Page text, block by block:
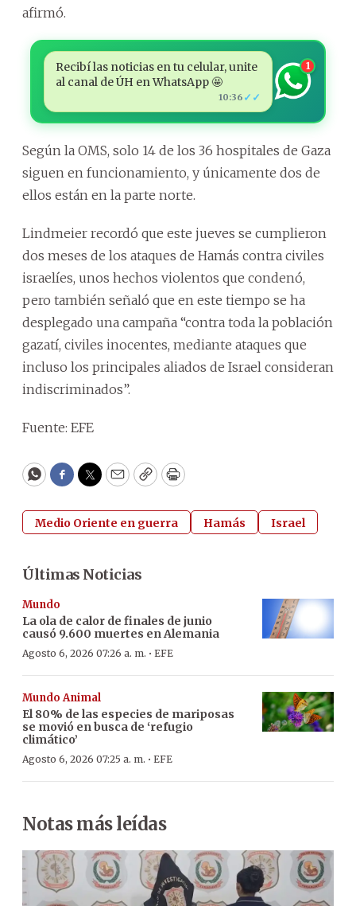
afirmó.
Recibí las noticias en tu celular, unite
al canal de ÚH en WhatsApp 🤩
10:36 ✓✓
1
Según la OMS, solo 14 de los 36 hospitales de Gaza
siguen en funcionamiento, y únicamente dos de
ellos están en la parte norte.
Lindmeier recordó que este jueves se cumplieron
dos meses de los ataques de Hamás contra civiles
israelíes, unos hechos violentos que condenó,
pero también señaló que en este tiempo se ha
desplegado una campaña “contra toda la población
gazatí, civiles inocentes, mediante ataques que
incluso los principales aliados de Israel consideran
indiscriminados”.
Fuente: EFE
WhatsApp
Facebook
Twitter
EmailCopyPrint
Medio Oriente en guerra Hamás Israel
Últimas Noticias
Mundo
La ola de calor de finales de junio
causó 9.600 muertes en Alemania
Agosto 6, 2026 07:26 a. m. · EFE
Mundo Animal
El 80% de las especies de mariposas
se movió en busca de ‘refugio
climático’
Agosto 6, 2026 07:25 a. m. · EFE
Notas más leídas